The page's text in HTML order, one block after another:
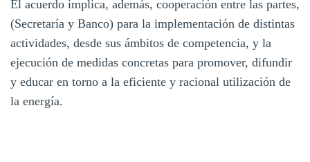
El acuerdo implica, además, cooperación entre las partes,
(Secretaría y Banco) para la implementación de distintas
actividades, desde sus ámbitos de competencia, y la
ejecución de medidas concretas para promover, difundir
y educar en torno a la eficiente y racional utilización de
la energía.